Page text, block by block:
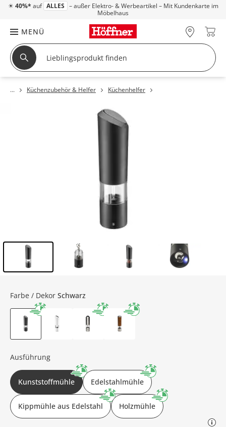
☀ 40%* auf ALLES – außer Elektro- & Werbeartikel – Mit Kundenkarte im
Möbelhaus
MENÜ
Küchenzubehör & Helfer Küchenhelfer
Farbe / Dekor Schwarz
Ausführung
Kunststoffmühle Edelstahlmühle
Kippmühle aus Edelstahl Holzmühle